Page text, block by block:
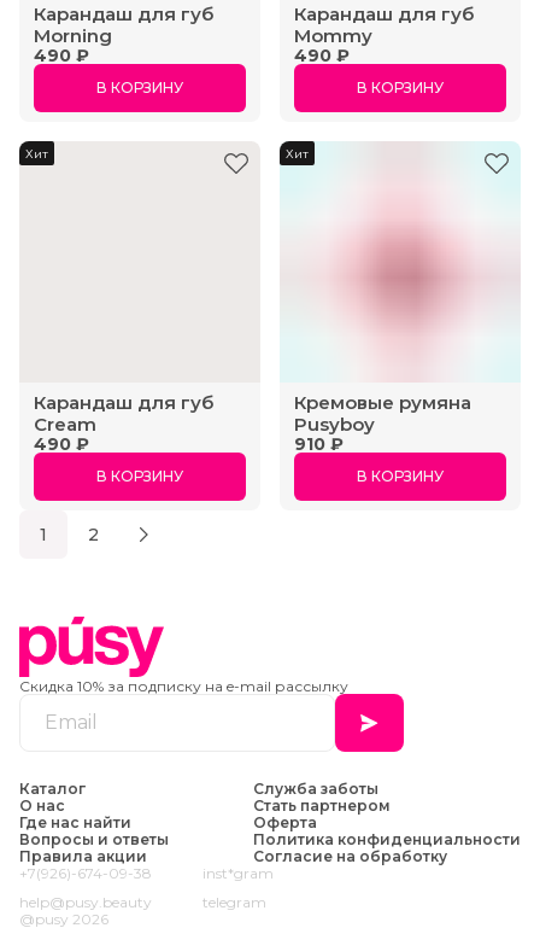
Карандаш для губ
Morning
490 ₽
В КОРЗИНУ
Карандаш для губ
Mommy
490 ₽
В КОРЗИНУ
Хит
Карандаш для губ
Cream
490 ₽
В КОРЗИНУ
Хит
Кремовые румяна
Pusyboy
910 ₽
В КОРЗИНУ
1 2
Скидка 10% за подписку на e-mail рассылку
Каталог
О нас
Где нас найти
Вопросы и ответы
Правила акции
Служба заботы
Стать партнером
Оферта
Политика конфиденциальности
Согласие на обработку
+7(926)-674-09-38
inst*gram
help@pusy.beauty
telegram
@pusy 2026